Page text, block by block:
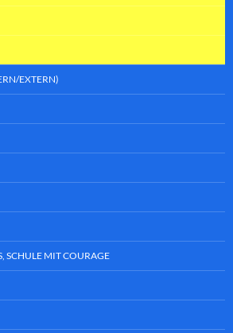
EXTERN)
SCHULE MIT COURAGE